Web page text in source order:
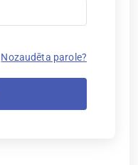
Nozaudēta parole?